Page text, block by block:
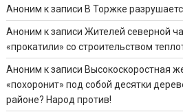
Аноним к записи В Торжке
Аноним к записиЖителей северной
«прокатили» со строительством
Аноним к записи Высокоскоростная
«похоронит» под собой десятки
районе? Народ против!